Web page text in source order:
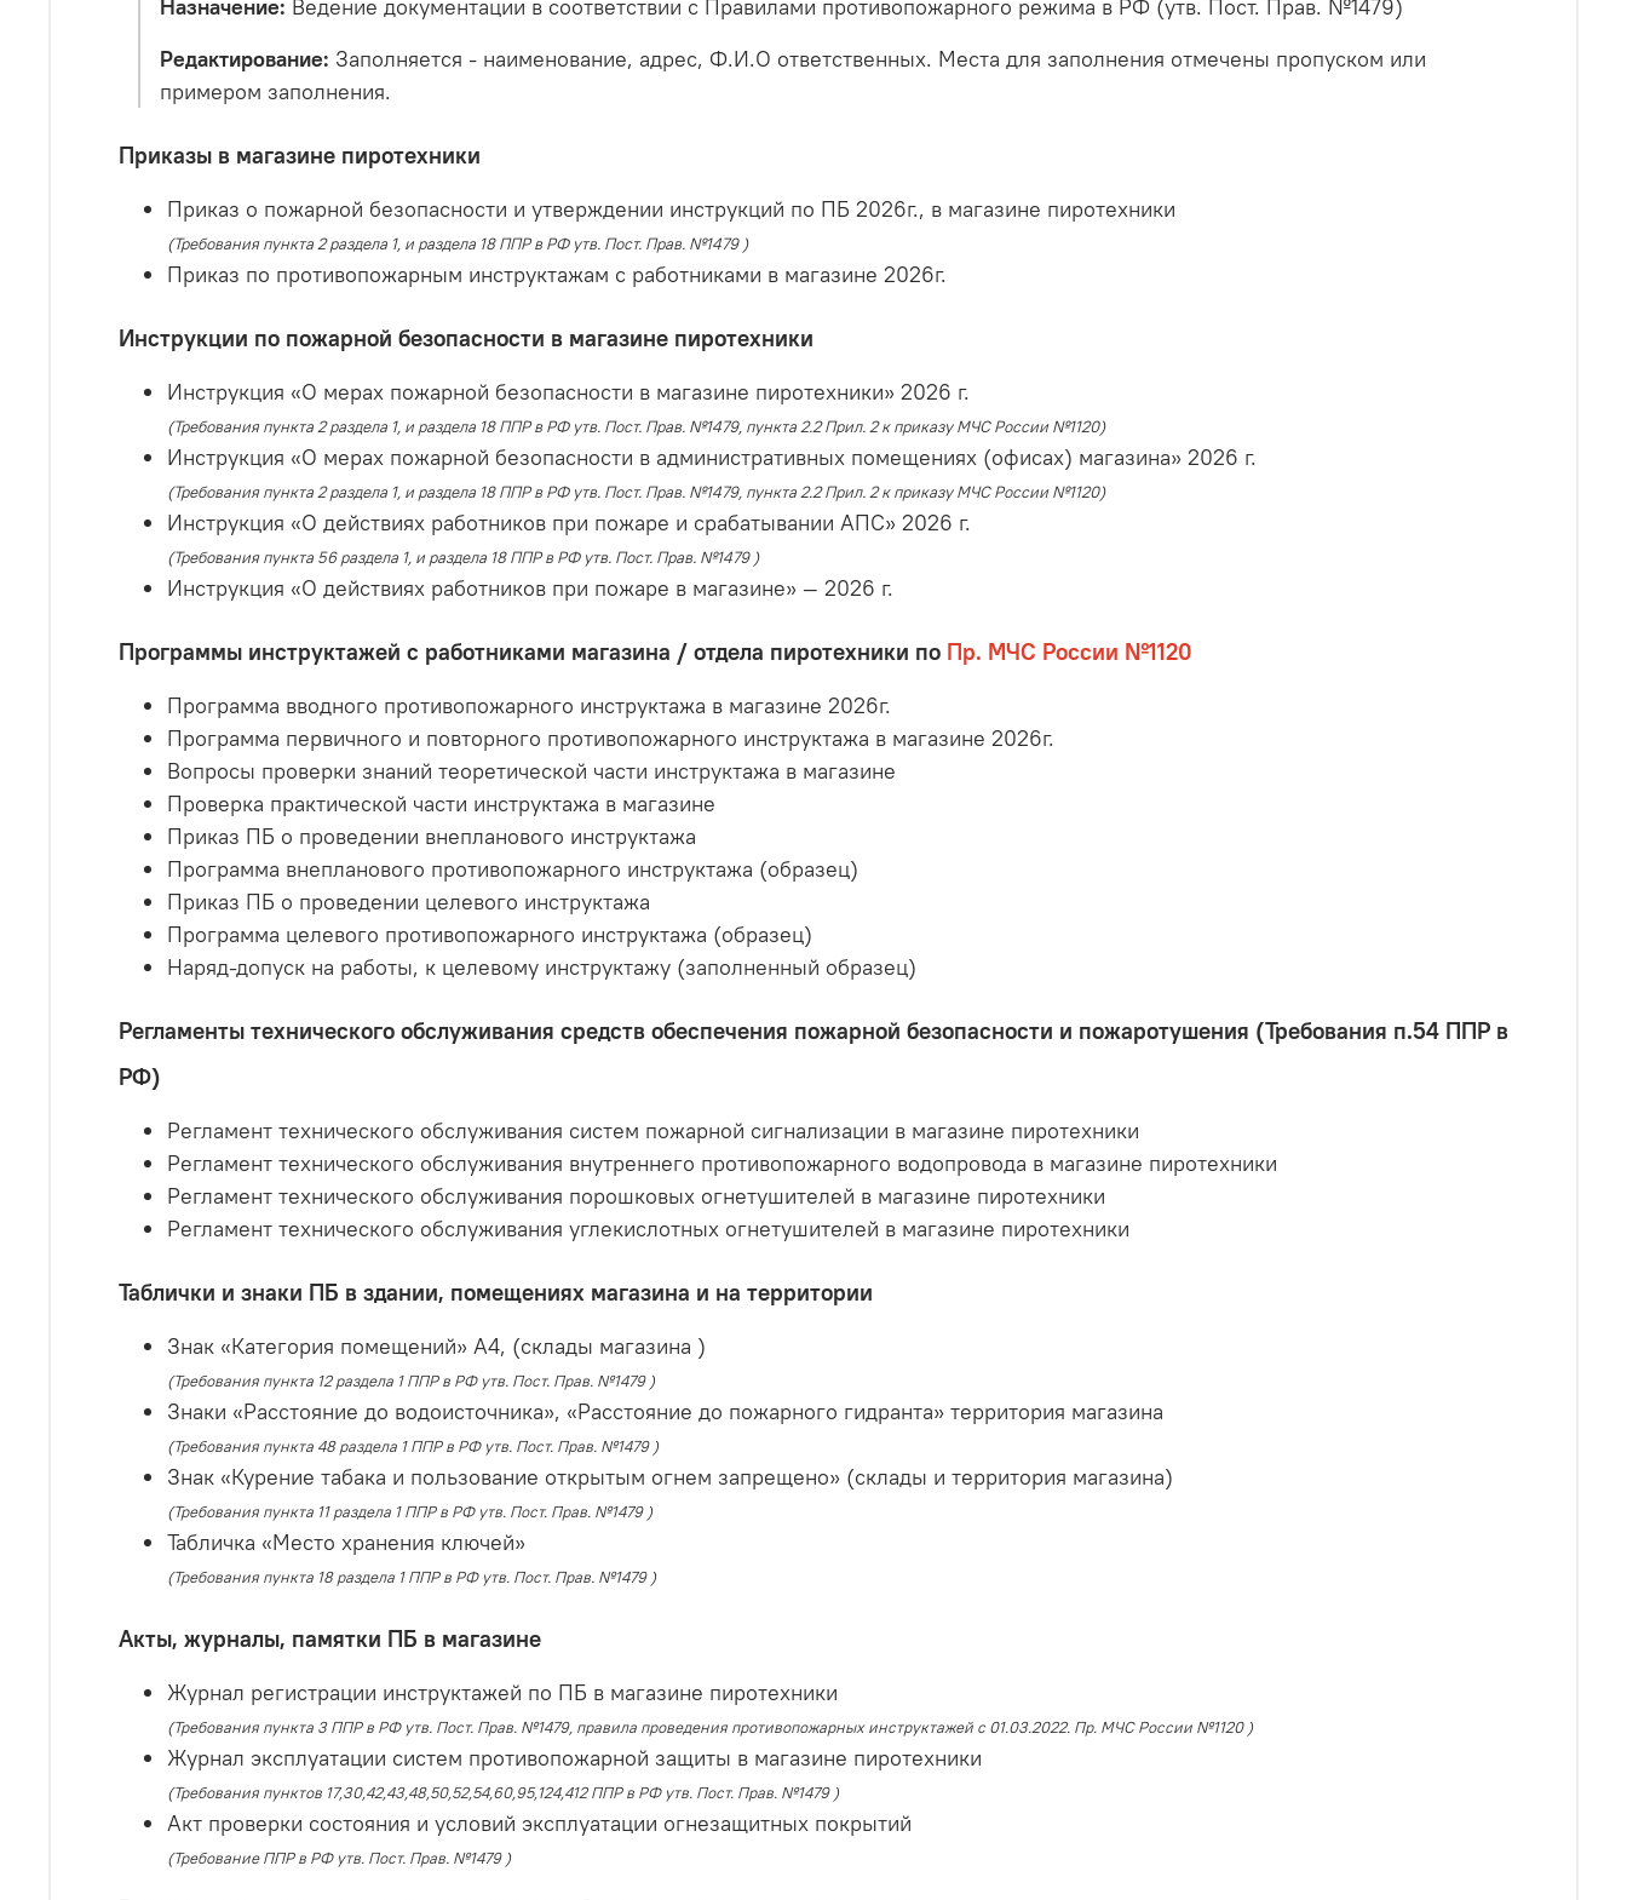
Назначение: Ведение документации в соответствии с Правилами противопожарного режима в РФ (утв. Пост. Прав. №1479)
Редактирование: Заполняется - наименование, адрес, Ф.И.О ответственных. Места для заполнения отмечены пропуском или
примером заполнения.
Приказы в магазине пиротехники
Приказ о пожарной безопасности и утверждении инструкций по ПБ 2026г., в магазине пиротехники
(Требования пункта 2 раздела 1, и раздела 18 ППР в РФ утв. Пост. Прав. №1479 )
Приказ по противопожарным инструктажам с работниками в магазине 2026г.
Инструкции по пожарной безопасности в магазине пиротехники
Инструкция «О мерах пожарной безопасности в магазине пиротехники» 2026 г.
(Требования пункта 2 раздела 1, и раздела 18 ППР в РФ утв. Пост. Прав. №1479, пункта 2.2 Прил. 2 к приказу МЧС России №1120)
Инструкция «О мерах пожарной безопасности в административных помещениях (офисах) магазина» 2026 г.
(Требования пункта 2 раздела 1, и раздела 18 ППР в РФ утв. Пост. Прав. №1479, пункта 2.2 Прил. 2 к приказу МЧС России №1120)
Инструкция «О действиях работников при пожаре и срабатывании АПС» 2026 г.
(Требования пункта 56 раздела 1, и раздела 18 ППР в РФ утв. Пост. Прав. №1479 )
Инструкция «О действиях работников при пожаре в магазине» — 2026 г.
Программы инструктажей с работниками магазина / отдела пиротехники по Пр. МЧС России №1120
Программа вводного противопожарного инструктажа в магазине 2026г.
Программа первичного и повторного противопожарного инструктажа в магазине 2026г.
Вопросы проверки знаний теоретической части инструктажа в магазине
Проверка практической части инструктажа в магазине
Приказ ПБ о проведении внепланового инструктажа
Программа внепланового противопожарного инструктажа (образец)
Приказ ПБ о проведении целевого инструктажа
Программа целевого противопожарного инструктажа (образец)
Наряд-допуск на работы, к целевому инструктажу (заполненный образец)
Регламенты технического обслуживания средств обеспечения пожарной безопасности и пожаротушения (Требования п.54 ППР в
РФ)
Регламент технического обслуживания систем пожарной сигнализации в магазине пиротехники
Регламент технического обслуживания внутреннего противопожарного водопровода в магазине пиротехники
Регламент технического обслуживания порошковых огнетушителей в магазине пиротехники
Регламент технического обслуживания углекислотных огнетушителей в магазине пиротехники
Таблички и знаки ПБ в здании, помещениях магазина и на территории
Знак «Категория помещений» А4, (склады магазина )
(Требования пункта 12 раздела 1 ППР в РФ утв. Пост. Прав. №1479 )
Знаки «Расстояние до водоисточника», «Расстояние до пожарного гидранта» территория магазина
(Требования пункта 48 раздела 1 ППР в РФ утв. Пост. Прав. №1479 )
Знак «Курение табака и пользование открытым огнем запрещено» (склады и территория магазина)
(Требования пункта 11 раздела 1 ППР в РФ утв. Пост. Прав. №1479 )
Табличка «Место хранения ключей»
(Требования пункта 18 раздела 1 ППР в РФ утв. Пост. Прав. №1479 )
Акты, журналы, памятки ПБ в магазине
Журнал регистрации инструктажей по ПБ в магазине пиротехники
(Требования пункта 3 ППР в РФ утв. Пост. Прав. №1479, правила проведения противопожарных инструктажей с 01.03.2022. Пр. МЧС России №1120 )
Журнал эксплуатации систем противопожарной защиты в магазине пиротехники
(Требования пунктов 17,30,42,43,48,50,52,54,60,95,124,412 ППР в РФ утв. Пост. Прав. №1479 )
Акт проверки состояния и условий эксплуатации огнезащитных покрытий
(Требование ППР в РФ утв. Пост. Прав. №1479 )